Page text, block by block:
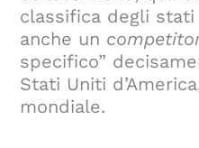
classifica degli
anche un
specifico”
Stati Uniti
mondiale.